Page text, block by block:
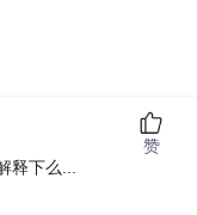
释下么...
赞